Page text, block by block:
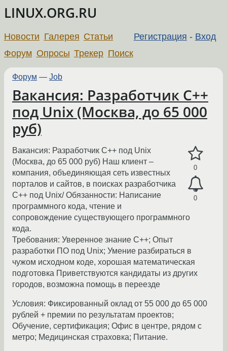
LINUX.ORG.RU
Регистрация - Вход
Новости Галерея Статьи
Форум Опросы Трекер Поиск
Форум — Job
Вакансия: Разработчик С++
под Unix (Москва, до 65 000
руб)
0
0
Вакансия: Разработчик С++ под Unix
(Москва, до 65 000 руб) Наш клиент –
компания, объединяющая сеть известных
порталов и сайтов, в поисках разработчика
C++ под Unix/ Обязанности: Написание
программного кода, чтение и
сопровождение существующего программного
кода.
Требования: Уверенное знание С++; Опыт
разработки ПО под Unix; Умение разбираться в
чужом исходном коде, хорошая математическая
подготовка Приветствуются кандидаты из других
городов, возможна помощь в переезде
Условия: Фиксированный оклад от 55 000 до 65 000
рублей + премии по результатам проектов;
Обучение, сертификация; Офис в центре, рядом с
метро; Медицинская страховка; Питание.